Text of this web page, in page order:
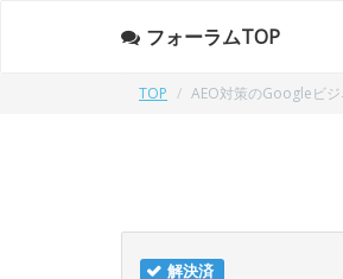
フォーラムTOP
TOP AEO対策のGoogleビ
解決済